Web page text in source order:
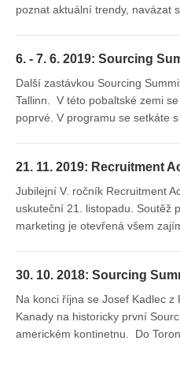
poznat aktuální trendy, navázat
6. - 7. 6. 2019: Sourcing
Další zastávkou Sourcing
Tallinn. V této pobaltské zemi
poprvé. V programu se setkáte
21. 11. 2019: Recruitment
Jubilejní V. ročník Recruitment
uskuteční 21. listopadu. Soutěž
marketing je otevřená všem
30. 10. 2018: Sourcing
Na konci října se Josef Kadlec
Kanady na historicky první
americkém kontinetnu. Do